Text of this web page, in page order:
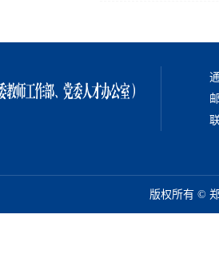
版权所有 ©️